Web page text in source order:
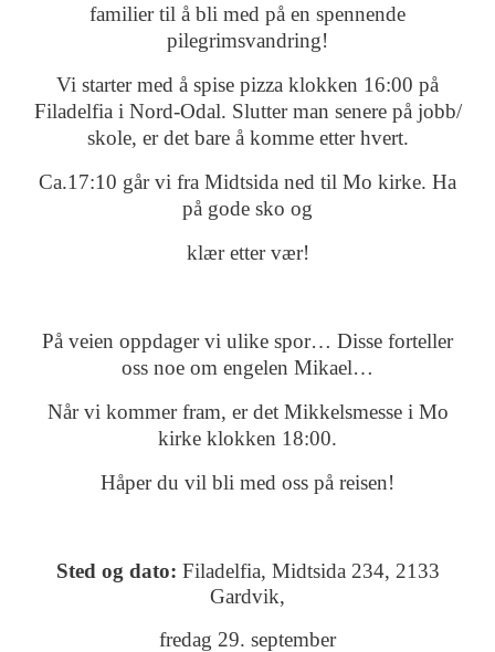
familier til å bli med på en spennende
pilegrimsvandring!
Vi starter med å spise pizza klokken 16:00 på
Filadelfia i Nord-Odal. Slutter man senere på jobb/
skole, er det bare å komme etter hvert.
Ca.17:10 går vi fra Midtsida ned til Mo kirke. Ha
på gode sko og
klær etter vær!
På veien oppdager vi ulike spor… Disse forteller
oss noe om engelen Mikael…
Når vi kommer fram, er det Mikkelsmesse i Mo
kirke klokken 18:00.
Håper du vil bli med oss på reisen!
Sted og dato: Filadelfia, Midtsida 234, 2133
Gardvik,
fredag 29. september